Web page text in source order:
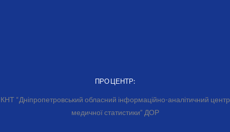
ПРО ЦЕНТР:
КНТ “Дніпропетровський обласний інформаційно-аналітичний центр
медичної статистики” ДОР